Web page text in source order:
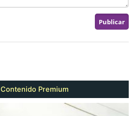
Contenido Premium